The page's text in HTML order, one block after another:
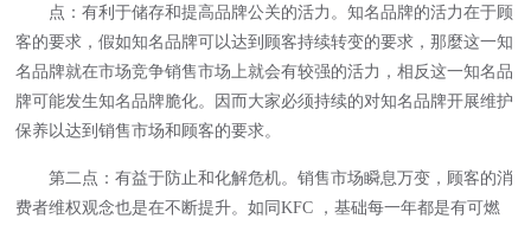
点：有利于储存和提高品牌公关的活力。知名品牌的活力在于顾
客的要求，假如知名品牌可以达到顾客持续转变的要求，那麼这一知
名品牌就在市场竞争销售市场上就会有较强的活力，相反这一知名品
牌可能发生知名品牌脆化。因而大家必须持续的对知名品牌开展维护
保养以达到销售市场和顾客的要求。
第二点：有益于防止和化解危机。销售市场瞬息万变，顾客的消
费者维权观念也是在不断提升。如同KFC ，基础每一年都是有可燃